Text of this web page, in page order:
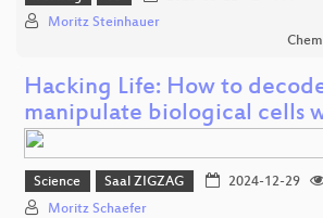
Moritz Steinhauer
Hacking Life: How to
manipulate biological cells
Science Saal ZIGZAG 2024-12-29
Moritz Schaefer